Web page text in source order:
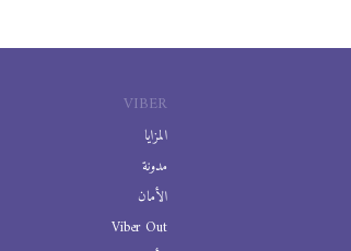
VIBER
المزايا
مدونة
الأمان
Viber Out